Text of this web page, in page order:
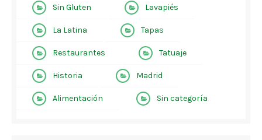
Sin Gluten Lavapiés
La Latina Tapas
Restaurantes Tatuaje
Historia Madrid
Alimentación Sin categoría